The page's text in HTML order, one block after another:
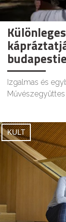
Izgalmas és
KULT